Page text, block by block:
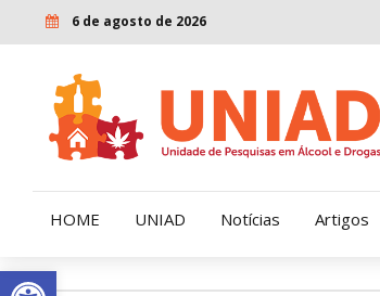
Open toolbar
6 de agosto de 2026
HOME UNIAD Notícias Artigos